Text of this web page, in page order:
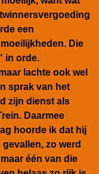
een
Die
in orde.
lachte ook wel
sprak van het
zijn dienst als
Daarmee
hoorde ik dat hij
zo werd
één van die